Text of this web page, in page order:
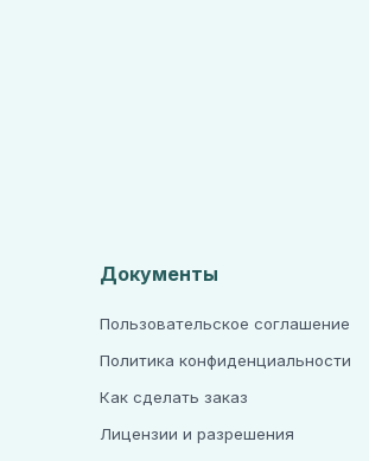
Документы
Пользовательское соглашение
Политика конфиденциальности
Как сделать заказ
Лицензии и разрешения